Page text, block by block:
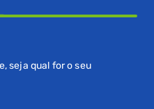
seja qual for o seu